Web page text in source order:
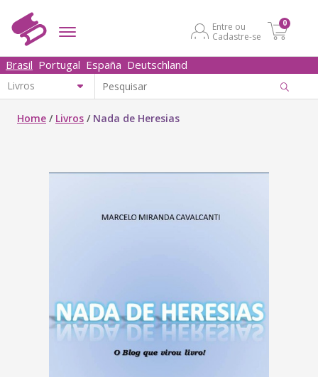
Entre ou
Cadastre-se
0
Brasil Portugal España Deutschland
Home / Livros / Nada de Heresias